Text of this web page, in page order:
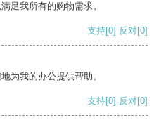
足我所有的购物需求。
支持[0] 反对[0]
为我的办公提供帮助。
支持[0] 反对[0]